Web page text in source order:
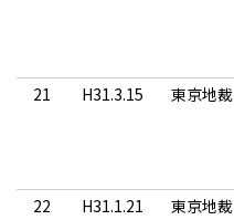
21
H31.3.15 東京地裁
22
H31.1.21 東京地裁